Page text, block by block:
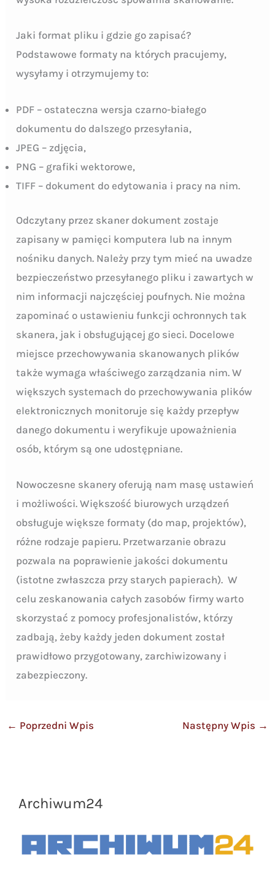
Jaki format pliku i gdzie go zapisać?
Podstawowe formaty na których pracujemy,
wysyłamy i otrzymujemy to:
PDF – ostateczna wersja czarno-białego
dokumentu do dalszego przesyłania,
JPEG – zdjęcia,
PNG – grafiki wektorowe,
TIFF – dokument do edytowania i pracy na nim.
Odczytany przez skaner dokument zostaje
zapisany w pamięci komputera lub na innym
nośniku danych. Należy przy tym mieć na uwadze
bezpieczeństwo przesyłanego pliku i zawartych w
nim informacji najczęściej poufnych. Nie można
zapominać o ustawieniu funkcji ochronnych tak
skanera, jak i obsługującej go sieci. Docelowe
miejsce przechowywania skanowanych plików
także wymaga właściwego zarządzania nim. W
większych systemach do przechowywania plików
elektronicznych monitoruje się każdy przepływ
danego dokumentu i weryfikuje upoważnienia
osób, którym są one udostępniane.
Nowoczesne skanery oferują nam masę ustawień
i możliwości. Większość biurowych urządzeń
obsługuje większe formaty (do map, projektów),
różne rodzaje papieru. Przetwarzanie obrazu
pozwala na poprawienie jakości dokumentu
(istotne zwłaszcza przy starych papierach). W
celu zeskanowania całych zasobów firmy warto
skorzystać z pomocy profesjonalistów, którzy
zadbają, żeby każdy jeden dokument został
prawidłowo przygotowany, zarchiwizowany i
zabezpieczony.
← Poprzedni Wpis Następny Wpis →
Archiwum24